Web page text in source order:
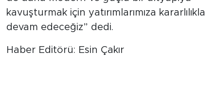
kavuşturmak için yatırımlarımıza kararlılıkla
devam edeceğiz” dedi.
Haber Editörü: Esin Çakır